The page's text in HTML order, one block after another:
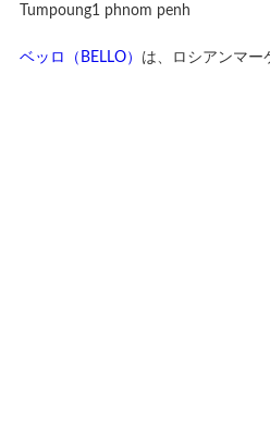
Tumpoung1 phnom penh
ベッロ（BELLO） は、ロシアンマー